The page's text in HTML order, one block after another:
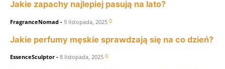
Jakie zapachy najlepiej pasują na lato?
FragranceNomad - 9 listopada, 2025 0
Jakie perfumy męskie sprawdzają się na co dzień?
EssenceSculptor - 8 listopada, 2025 0